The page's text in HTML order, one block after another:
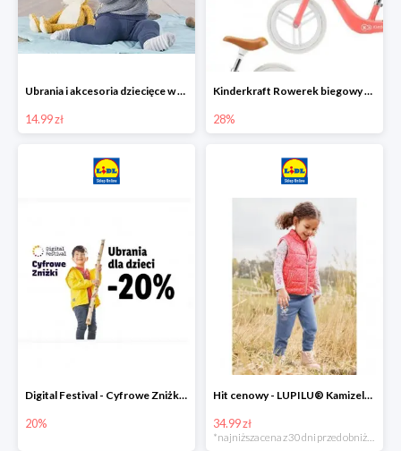
Ubrania i akcesoria dziecięce w Lidlu Online od 14,99 zł
14.99 zł
Kinderkraft Rowerek biegowy Fly
28%
Digital Festival - Cyfrowe Zniżki Ubrania dla dzieci w Lidlu -20%
20%
Hit cenowy - LUPILU® Kamizelka pikowana dziewczęca
34.99 zł